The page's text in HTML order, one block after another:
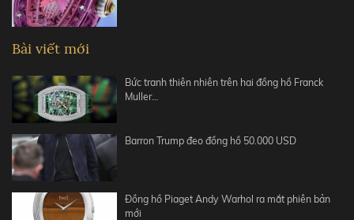
Bài viết mới
Bức tranh thiên nhiên trên hai đồng hồ Franck
Muller…
Barron Trump đeo đồng hồ 50.000 USD
Đồng hồ Piaget Andy Warhol ra mắt phiên bản
mới